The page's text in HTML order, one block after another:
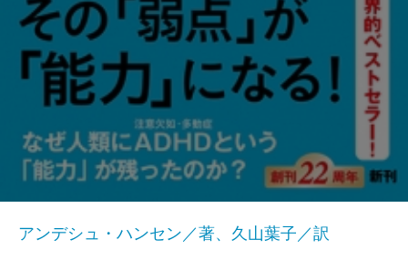
アンデシュ・ハンセン／著、久山葉子／訳